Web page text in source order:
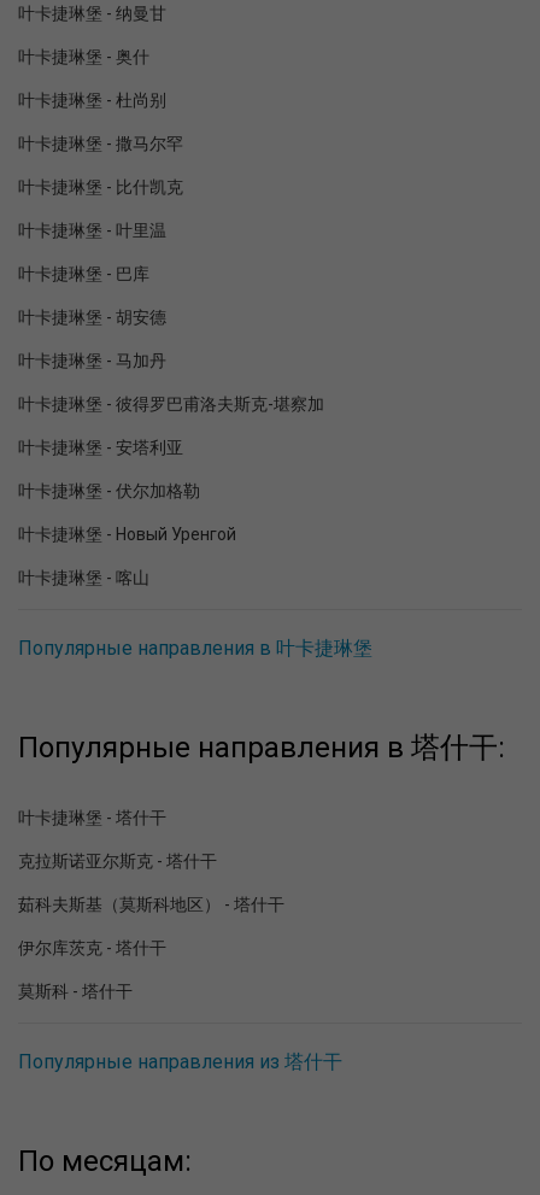
叶卡捷琳堡 - 纳曼甘
叶卡捷琳堡 - 奥什
叶卡捷琳堡 - 杜尚别
叶卡捷琳堡 - 撒马尔罕
叶卡捷琳堡 - 比什凯克
叶卡捷琳堡 - 叶里温
叶卡捷琳堡 - 巴库
叶卡捷琳堡 - 胡安德
叶卡捷琳堡 - 马加丹
叶卡捷琳堡 - 彼得罗巴甫洛夫斯克-堪察加
叶卡捷琳堡 - 安塔利亚
叶卡捷琳堡 - 伏尔加格勒
叶卡捷琳堡 - Новый Уренгой
叶卡捷琳堡 - 喀山
Популярные направления в 叶卡捷琳堡
Популярные направления в 塔什干:
叶卡捷琳堡 - 塔什干
克拉斯诺亚尔斯克 - 塔什干
茹科夫斯基（莫斯科地区） - 塔什干
伊尔库茨克 - 塔什干
莫斯科 - 塔什干
Популярные направления из 塔什干
По месяцам: